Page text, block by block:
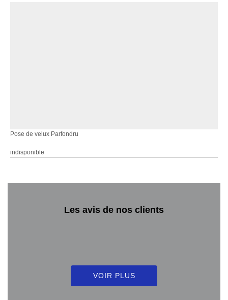
Pose de velux Parfondru
indisponible
Les avis de nos clients
VOIR PLUS